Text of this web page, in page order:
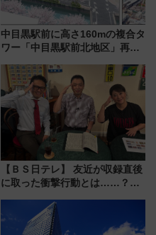
中目黒駅前に高さ160mの複合タ
ワー「中目黒駅前北地区」再開
【ＢＳ日テレ】 友近が収録直後
に取った衝撃行動とは……？
で極上の夏祭り鉄道旅を放送